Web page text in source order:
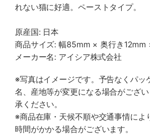
れない猫に好適。ペーストタイプ。
原産国: 日本
商品サイズ: 幅85mm × 奥行き12mm
メーカー名: アイシア株式会社
※写真はイメージです。予告なくパッ
名、産地等が変更になる場合がござ
承ください。
※商品在庫・天候不順や交通事情によ
時間がかかる場合がございます。